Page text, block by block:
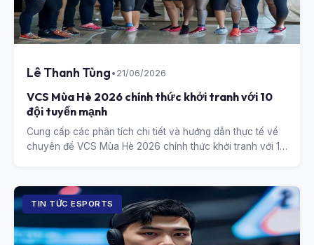
Lê Thanh Tùng • 21/06/2026
VCS Mùa Hè 2026 chính thức khởi tranh với 10
đội tuyển mạnh
Cung cấp các phân tích chi tiết và hướng dẫn thực tế về
chuyên đề VCS Mùa Hè 2026 chính thức khởi tranh với 10
TIN TỨC ESPORTS